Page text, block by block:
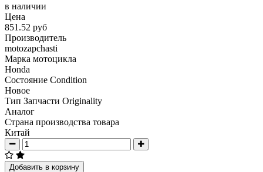
в наличии
Цена
851.52 руб
Производитель
motozapchasti
Марка мотоцикла
Honda
Состояние Condition
Новое
Тип Запчасти Originality
Аналог
Страна производства товара
Китай
Добавить в корзину